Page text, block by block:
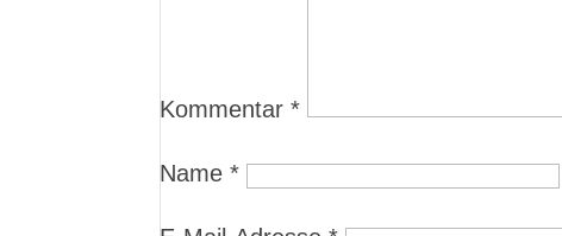
Kommentar*
Name*